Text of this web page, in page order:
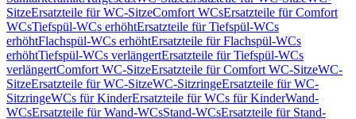
SitzeErsatzteile für WC-SitzeComfort WCsErsatzteile für Comfort
WCsTiefspül-WCs erhöhtErsatzteile für Tiefspül-WCs
erhöhtFlachspül-WCs erhöhtErsatzteile für Flachspül-WCs
erhöhtTiefspül-WCs verlängertErsatzteile für Tiefspül-WCs
verlängertComfort WC-SitzeErsatzteile für Comfort WC-SitzeWC-
SitzeErsatzteile für WC-SitzeWC-SitzringeErsatzteile für WC-
SitzringeWCs für KinderErsatzteile für WCs für KinderWand-
WCsErsatzteile für Wand-WCsStand-WCsErsatzteile für Stand-